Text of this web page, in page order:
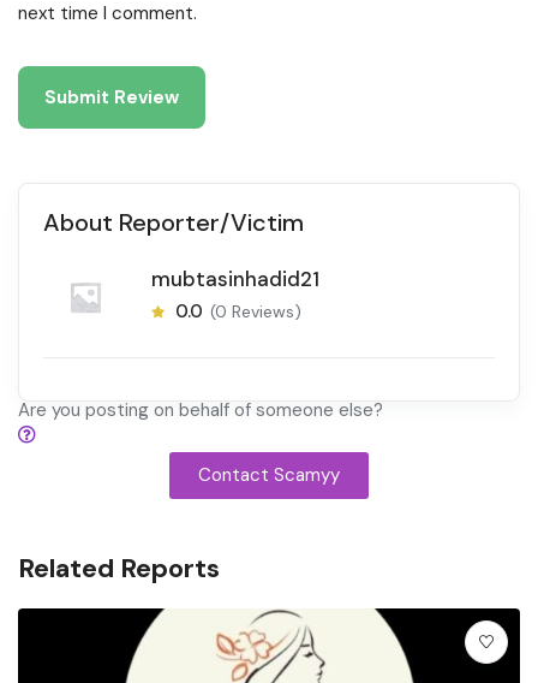
next time I comment.
About Reporter/Victim
mubtasinhadid21
0.0 (0 Reviews)
Are you posting on behalf of someone else?
Contact Scamyy
Related Reports